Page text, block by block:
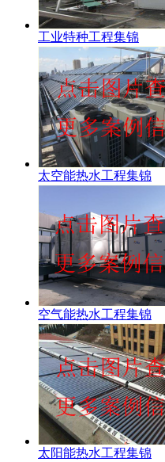
工业特种工程集锦
太空能热水工程集锦
空气能热水工程集锦
太阳能热水工程集锦